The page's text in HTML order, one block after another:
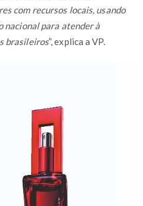
com recursos locais, usando
nacional para atender à
brasileiros”, explica a VP.